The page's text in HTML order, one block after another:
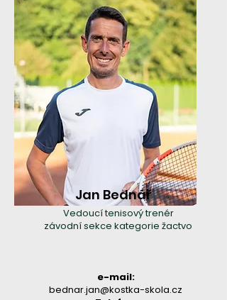
Jan Bednář
Vedoucí tenisový trenér
závodní sekce kategorie žactvo
e-mail:
bednar.jan@kostka-skola.cz